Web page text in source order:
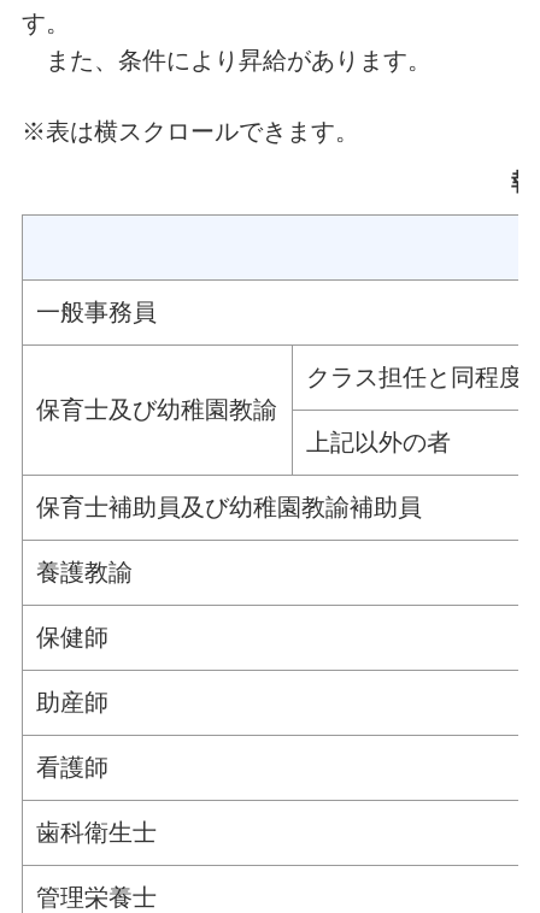
す。
また、条件により昇給があります。
※表は横スクロールできます。
一般事務員
保育士及び幼稚園教諭
クラス担任と同程度
上記以外の者
保育士補助員及び幼稚園教諭補助員
養護教諭
保健師
助産師
看護師
歯科衛生士
管理栄養士